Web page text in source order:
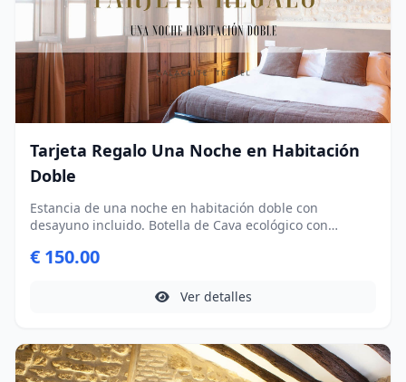
Tarjeta Regalo Una Noche en Habitación
Doble
Estancia de una noche en habitación doble con
desayuno incluido. Botella de Cava ecológico con
€ 150.00
Ver detalles